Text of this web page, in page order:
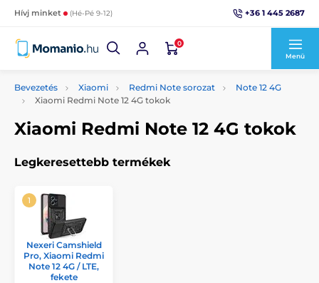
Hívj minket (Hé-Pé 9-12) +36 1 445 2687
0
Menü
Bevezetés Xiaomi Redmi Note sorozat
Note 12 4G
Xiaomi Redmi Note 12 4G tokok
Xiaomi Redmi Note 12 4G tokok
Legkeresettebb termékek
Nexeri Camshield
Pro, Xiaomi Redmi
Note 12 4G / LTE,
fekete